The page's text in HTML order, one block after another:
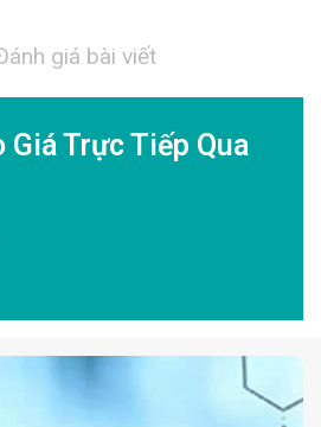
giá bài viết
Giá Trực Tiếp Qua